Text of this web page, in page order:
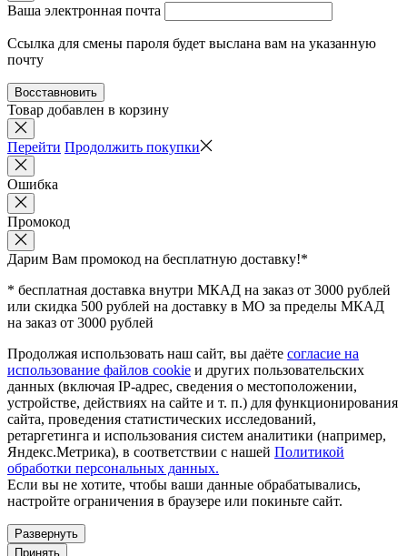
Ваша электронная почта
Ссылка для смены пароля будет выслана вам на указанную
почту
Восставновить
Товар добавлен в корзину
Перейти Продолжить покупки
Ошибка
Промокод
Дарим Вам промокод на бесплатную доставку!*
* бесплатная доставка внутри МКАД на заказ от 3000 рублей
или скидка 500 рублей на доставку в МО за пределы МКАД
на заказ от 3000 рублей
Продолжая использовать наш сайт, вы даёте согласие на
использование файлов cookie и других пользовательских
данных (включая IP-адрес, сведения о местоположении,
устройстве, действиях на сайте и т. п.) для функционирования
сайта, проведения статистических исследований,
ретаргетинга и использования систем аналитики (например,
Яндекс.Метрика), в соответствии с нашей Политикой
обработки персональных данных.
Если вы не хотите, чтобы ваши данные обрабатывались,
настройте ограничения в браузере или покиньте сайт.
Развернуть
Принять